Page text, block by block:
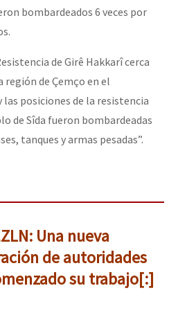
bombardeados 6 veces por
de Girê Hakkarî cerca
de Çemço en el
posiciones de la resistencia
de Sîda fueron bombardeadas
tanques y armas pesadas”.
Una nueva
de autoridades
su trabajo[:]